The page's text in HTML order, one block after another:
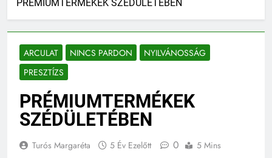
ARCULAT NINCS PARDON
NYILVÁNOSSÁG
PRESZTÍZS
PRÉMIUMTERMÉKEK
SZÉDÜLETÉBEN